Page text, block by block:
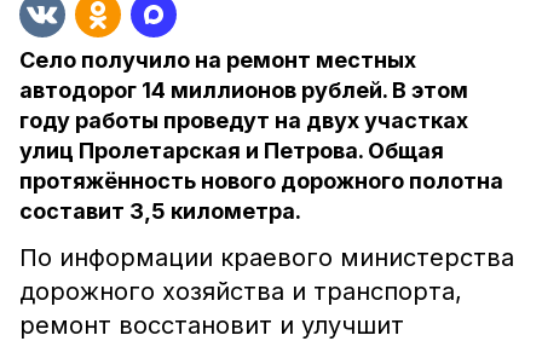
Село получило на ремонт местных
автодорог 14 миллионов рублей. В этом
году работы проведут на двух участках
улиц Пролетарская и Петрова. Общая
протяжённость нового дорожного полотна
составит 3,5 километра.
По информации краевого министерства
дорожного хозяйства и транспорта,
ремонт восстановит и улучшит